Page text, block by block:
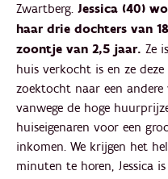
Zwartberg. Jessica (40)
haar drie dochters van
zoontje van 2,5 jaar. Ze
huis verkocht is en ze
zoektocht naar een
vanwege de hoge
huiseigenaren voor een
inkomen. We krijgen het
minuten te horen, Jessica